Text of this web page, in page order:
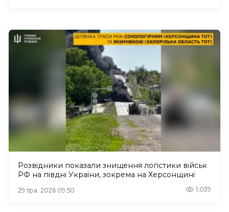
Розвідники показали знищення логістики військ
РФ на півдні України, зокрема на Херсонщині
29 тра. 2026 09:50 1,039